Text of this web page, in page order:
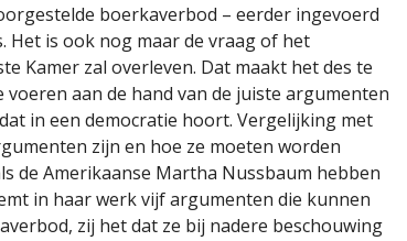
boerkaverbod – eerder ingevoerd
Het is ook nog maar de vraag of het
Kamer zal overleven. Dat maakt het des te
aan de hand van de juiste argumenten
in een democratie hoort. Vergelijking met
zijn en hoe ze moeten worden
de Amerikaanse Martha Nussbaum hebben
in haar werk vijf argumenten die kunnen
zij het dat ze bij nadere beschouwing